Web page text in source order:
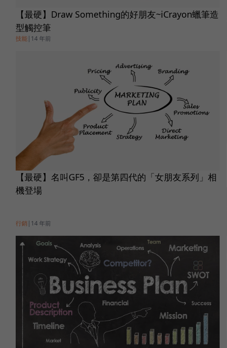
【最硬】Draw Something的好朋友~iCrayon蠟筆造
型觸控筆
技能| 14 年前
【最硬】名叫GF5，卻是第四代的「女朋友系列」相
機登場
行銷| 14 年前